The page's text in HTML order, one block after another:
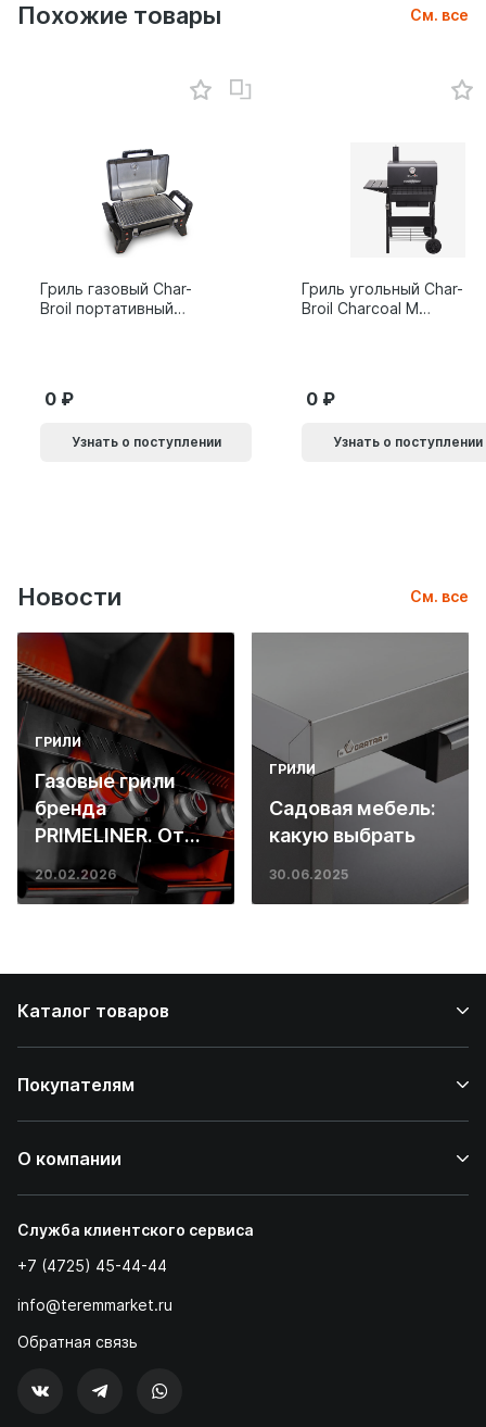
Похожие товары См. все
Гриль газовый Char-
Broil портативный
0
Узнать о поступлении
Гриль угольный Char-
Broil Charcoal M
0
Узнать о поступлении
Новости См. все
ГРИЛИ
Газовые грили
бренда
PRIMELINER. От
основ инженерии
до ресторанных
20.02.2026
ГРИЛИ
Садовая мебель:
какую выбрать
30.06.2025
Каталог товаров
Покупателям
О компании
Служба клиентского сервиса
+7 (4725) 45-44-44
info@teremmarket.ru
Обратная связь